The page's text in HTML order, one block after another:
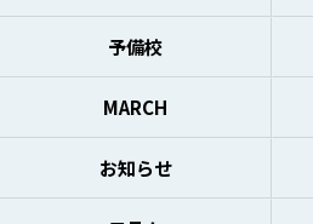
予備校
MARCH
お知らせ